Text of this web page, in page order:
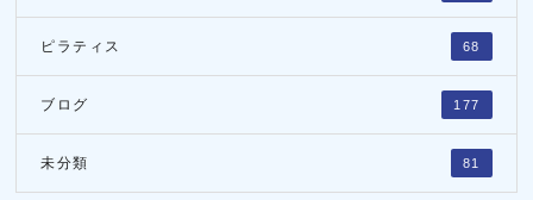
ピラティス 68
ブログ 177
未分類 81